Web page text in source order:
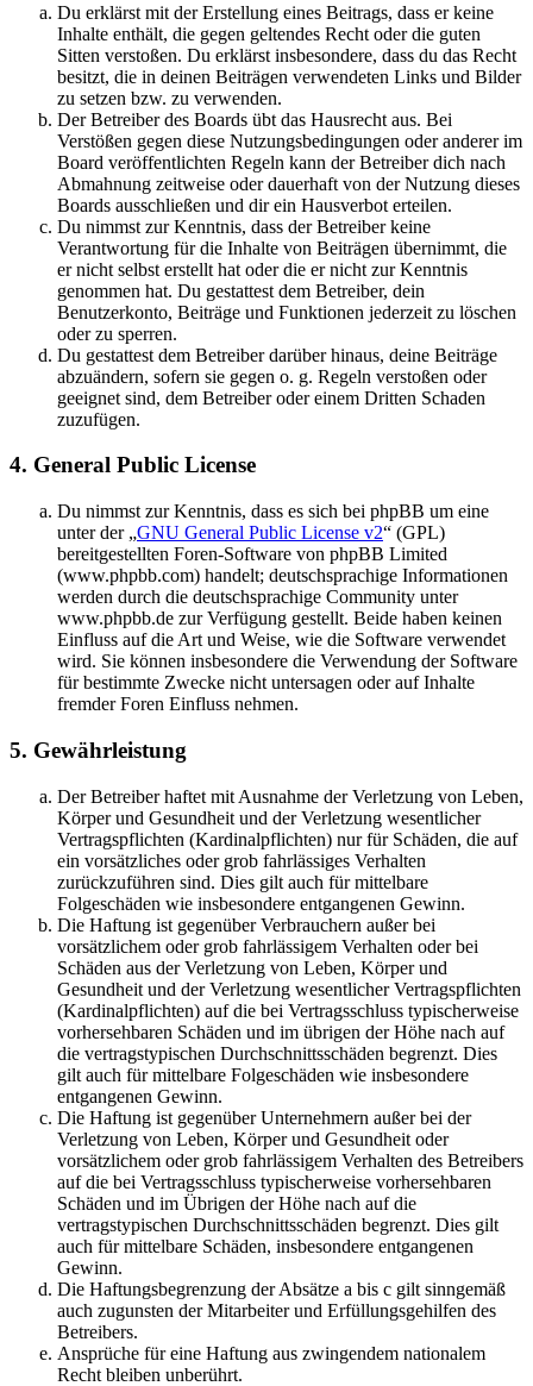
Du erklärst mit der Erstellung eines Beitrags, dass er keine
Inhalte enthält, die gegen geltendes Recht oder die guten
Sitten verstoßen. Du erklärst insbesondere, dass du das Recht
besitzt, die in deinen Beiträgen verwendeten Links und Bilder
zu setzen bzw. zu verwenden.
Der Betreiber des Boards übt das Hausrecht aus. Bei
Verstößen gegen diese Nutzungsbedingungen oder anderer im
Board veröffentlichten Regeln kann der Betreiber dich nach
Abmahnung zeitweise oder dauerhaft von der Nutzung dieses
Boards ausschließen und dir ein Hausverbot erteilen.
Du nimmst zur Kenntnis, dass der Betreiber keine
Verantwortung für die Inhalte von Beiträgen übernimmt, die
er nicht selbst erstellt hat oder die er nicht zur Kenntnis
genommen hat. Du gestattest dem Betreiber, dein
Benutzerkonto, Beiträge und Funktionen jederzeit zu löschen
oder zu sperren.
Du gestattest dem Betreiber darüber hinaus, deine Beiträge
abzuändern, sofern sie gegen o. g. Regeln verstoßen oder
geeignet sind, dem Betreiber oder einem Dritten Schaden
zuzufügen.
4. General Public License
Du nimmst zur Kenntnis, dass es sich bei phpBB um eine
unter der „GNU General Public License v2“ (GPL)
bereitgestellten Foren-Software von phpBB Limited
(www.phpbb.com) handelt; deutschsprachige Informationen
werden durch die deutschsprachige Community unter
www.phpbb.de zur Verfügung gestellt. Beide haben keinen
Einfluss auf die Art und Weise, wie die Software verwendet
wird. Sie können insbesondere die Verwendung der Software
für bestimmte Zwecke nicht untersagen oder auf Inhalte
fremder Foren Einfluss nehmen.
5. Gewährleistung
Der Betreiber haftet mit Ausnahme der Verletzung von Leben,
Körper und Gesundheit und der Verletzung wesentlicher
Vertragspflichten (Kardinalpflichten) nur für Schäden, die auf
ein vorsätzliches oder grob fahrlässiges Verhalten
zurückzuführen sind. Dies gilt auch für mittelbare
Folgeschäden wie insbesondere entgangenen Gewinn.
Die Haftung ist gegenüber Verbrauchern außer bei
vorsätzlichem oder grob fahrlässigem Verhalten oder bei
Schäden aus der Verletzung von Leben, Körper und
Gesundheit und der Verletzung wesentlicher Vertragspflichten
(Kardinalpflichten) auf die bei Vertragsschluss typischerweise
vorhersehbaren Schäden und im übrigen der Höhe nach auf
die vertragstypischen Durchschnittsschäden begrenzt. Dies
gilt auch für mittelbare Folgeschäden wie insbesondere
entgangenen Gewinn.
Die Haftung ist gegenüber Unternehmern außer bei der
Verletzung von Leben, Körper und Gesundheit oder
vorsätzlichem oder grob fahrlässigem Verhalten des Betreibers
auf die bei Vertragsschluss typischerweise vorhersehbaren
Schäden und im Übrigen der Höhe nach auf die
vertragstypischen Durchschnittsschäden begrenzt. Dies gilt
auch für mittelbare Schäden, insbesondere entgangenen
Gewinn.
Die Haftungsbegrenzung der Absätze a bis c gilt sinngemäß
auch zugunsten der Mitarbeiter und Erfüllungsgehilfen des
Betreibers.
Ansprüche für eine Haftung aus zwingendem nationalem
Recht bleiben unberührt.